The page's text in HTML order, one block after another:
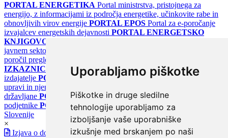
Uporabljamo piškotke
Piškotke in druge sledilne
tehnologije uporabljamo za
izboljšanje vaše uporabniške
izkušnje med brskanjem po naši
PORTAL ENERGETIKA Portal ministrstva, pristojnega za
energijo, z informacijami iz področja energetike, učinkovite rabe in
obnovljivih virov energije PORTAL EPOS Portal za e-poročanje
izvajalcev energetskih dejavnosti PORTAL ENERGETSKO
KNJIGOVODSTVO
javnem sektorju
poročil pregledov klimatskih sistemov
IZKAZNICE
Register energetskih izkaznic - za izdelovalce in
izdajatelje PORTAL GOV.SI Osrednje spletno mesto o državni
upravi in njenih storitvah
državljane PORTAL SPOT Državni portal za podjetja in
podjetnike PORTAL OPSI Državni portal odprtih podatkov
Slovenije
×
Izjava o dostopnosti